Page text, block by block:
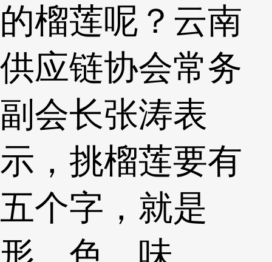
的榴莲呢？云南
供应链协会常务
副会长张涛表
示，挑榴莲要有
五个字，就是
形、色、味、